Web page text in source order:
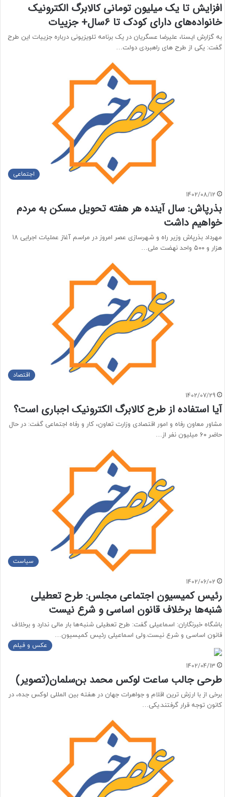
افزایش تا یک میلیون تومانی کالابرگ الکترونیک
خانواده‌های دارای کودک تا ۶سال+ جزییات
به گزارش ایسنا، علیرضا عسگریان در یک برنامه تلویزیونی درباره جزییات این طرح
گفت: یکی از طرح های راهبردی دولت…
اجتماعی
1402/08/12
بذرپاش: سال آینده هر هفته تحویل مسکن به مردم
خواهیم داشت
مهرداد بذرپاش وزیر راه و شهرسازی عصر امروز در مراسم آغاز عملیات اجرایی ۱۸
هزار و ۵۰۰ واحد نهضت ملی…
اقتصاد
1402/07/29
آیا استفاده از طرح کالابرگ الکترونیک اجباری است؟
مشاور معاون رفاه و امور اقتصادی وزارت تعاون، کار و رفاه اجتماعی گفت: در حال
حاضر ۶۰ میلیون نفر از…
سیاست
1402/06/02
رئیس کمیسیون اجتماعی مجلس: طرح تعطیلی
شنبه‌ها برخلاف قانون اساسی و شرع نیست
باشگاه خبرنگاران: اسماعیلی گفت: طرح تعطیلی شنبه‌ها بار مالی ندارد و برخلاف
قانون اساسی و شرع نیست.ولی اسماعیلی رئیس کمیسیون…
عکس و فیلم
1402/04/13
طرحی جالب ساعت لوکس محمد بن‌سلمان(تصویر)
برخی از با ارزش ترین اقلام و جواهرات جهان در هفته بین المللی لوکس جده، در
کانون توجه قرار گرفتند.یکی…